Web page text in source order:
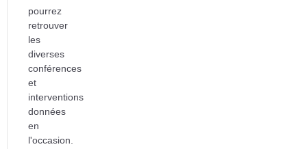
pourrez
retrouver
les
diverses
conférences
et
interventions
données
en
l'occasion.